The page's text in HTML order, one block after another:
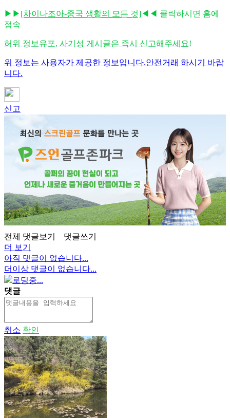
▶▶ [차이나조아-중국 생활의 모든 것]◀◀ 클릭하시면 홈에
접속
허위 정보유포, 사기성 게시글은 즉시 신고해주세요!
위 정보는 사용자가 제공한 정보입니다.안전거래 하시기 바랍
니다.
신고
전체 댓글보기
댓글쓰기
더 보기
아직 댓글이 없습니다...
더이상 댓글이 없습니다...
로딩중...
댓글
취소 확인